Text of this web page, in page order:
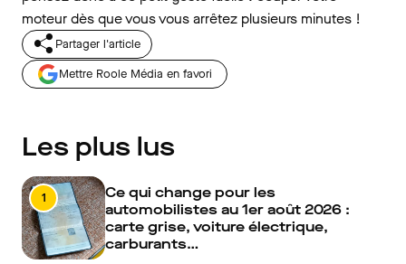
moteur dès que vous vous arrêtez plusieurs minutes !
Partager l'article
Mettre Roole Média en favori
Les plus lus
1
Ce qui change pour les
automobilistes au 1er août 2026 :
carte grise, voiture électrique,
carburants…